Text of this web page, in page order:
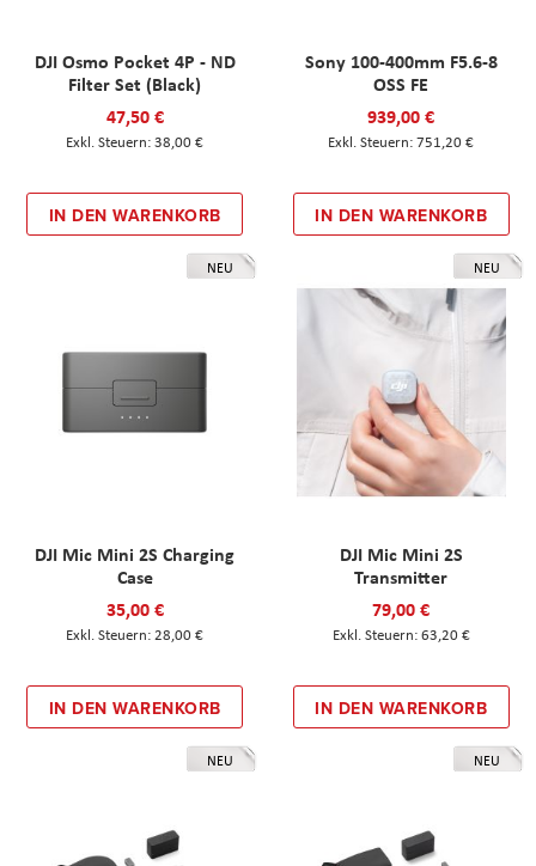
DJI Osmo Pocket 4P - ND
Filter Set (Black)
47,50 €
38,00 €
IN DEN WARENKORB
Sony 100-400mm F5.6-8
OSS FE
939,00 €
751,20 €
IN DEN WARENKORB
NEU
DJI Mic Mini 2S Charging
Case
35,00 €
28,00 €
IN DEN WARENKORB
NEU
DJI Mic Mini 2S
Transmitter
79,00 €
63,20 €
IN DEN WARENKORB
NEU NEU